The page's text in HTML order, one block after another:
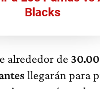
Blacks
alrededor de
llegarán para